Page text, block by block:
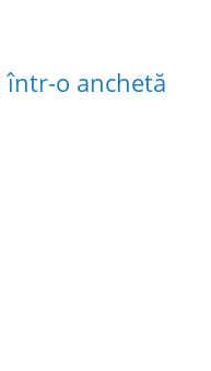
o anchetă